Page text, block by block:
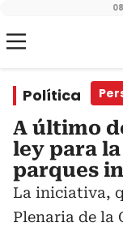
Política
A último
ley para
parques
La iniciativa,
Plenaria de la